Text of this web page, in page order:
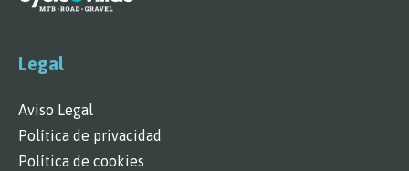
Legal
Aviso Legal
Política de privacidad
Política de cookies